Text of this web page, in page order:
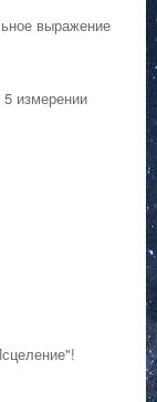
выражение
измерении